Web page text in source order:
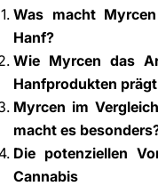
Was macht
Hanf?
Wie Myrcen das
Hanfprodukten prägt
Myrcen im
macht es
Die potenziellen
Cannabis